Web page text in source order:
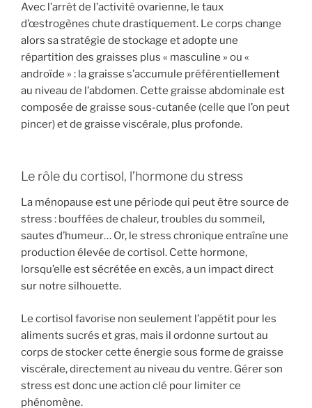
Avec l’arrêt de l’activité ovarienne, le taux
d’œstrogènes chute drastiquement. Le corps change
alors sa stratégie de stockage et adopte une
répartition des graisses plus « masculine » ou «
androïde » : la graisse s’accumule préférentiellement
au niveau de l’abdomen. Cette graisse abdominale est
composée de graisse sous-cutanée (celle que l’on peut
pincer) et de graisse viscérale, plus profonde.
Le rôle du cortisol, l’hormone du stress
La ménopause est une période qui peut être source de
stress : bouffées de chaleur, troubles du sommeil,
sautes d’humeur… Or, le stress chronique entraîne une
production élevée de cortisol. Cette hormone,
lorsqu’elle est sécrétée en excès, a un impact direct
sur notre silhouette.
Le cortisol favorise non seulement l’appétit pour les
aliments sucrés et gras, mais il ordonne surtout au
corps de stocker cette énergie sous forme de graisse
viscérale, directement au niveau du ventre. Gérer son
stress est donc une action clé pour limiter ce
phénomène.